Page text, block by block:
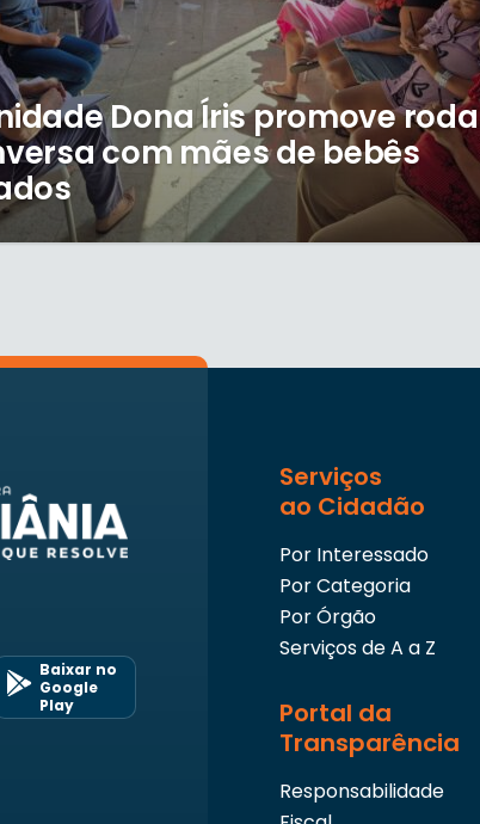
Dona Íris promove roda
com mães de bebês
Baixar no
Google
Play
Serviços
ao Cidadão
Por Interessado
Por Categoria
Por Órgão
Serviços de A a Z
Portal da
Transparência
Responsabilidade